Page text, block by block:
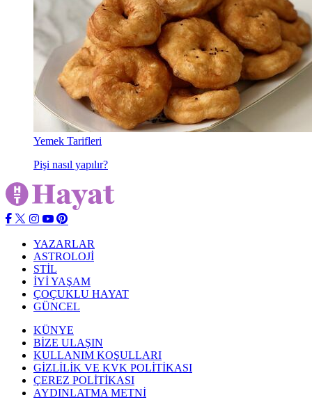
Yemek Tarifleri
Pişi nasıl yapılır?
YAZARLAR
ASTROLOJİ
STİL
İYİ YAŞAM
ÇOÇUKLU HAYAT
GÜNCEL
KÜNYE
BİZE ULAŞIN
KULLANIM KOŞULLARI
GİZLİLİK VE KVK POLİTİKASI
ÇEREZ POLİTİKASI
AYDINLATMA METNİ